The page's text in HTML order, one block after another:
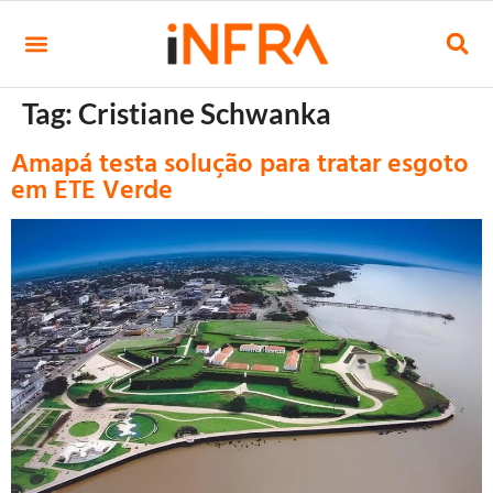
Tag:Cristiane Schwanka
Amapá testa solução para tratar esgoto
em ETE Verde